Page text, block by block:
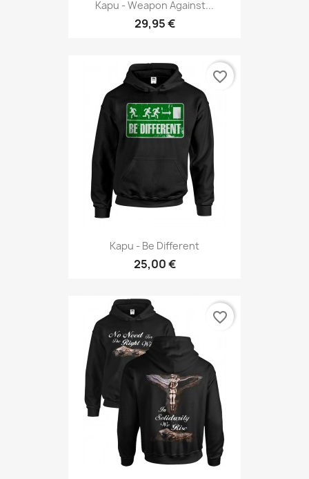
Kapu - Weapon Against...
29,95 €
Kapu - Be Different
25,00 €
favorite_border
favorite_border